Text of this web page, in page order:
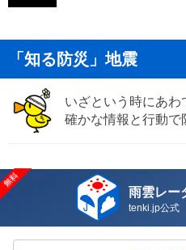
「知る防災」地震
いざという時にあわ
確かな情報と行動で
雨雲レー
tenki.jp公式